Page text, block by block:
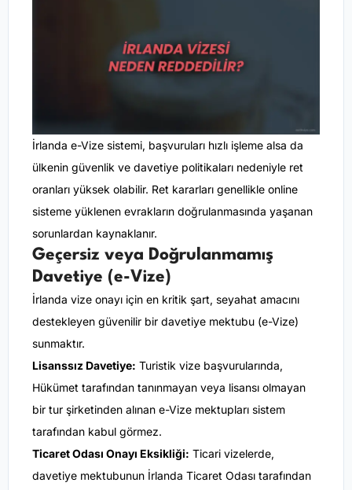
İrlanda e-Vize sistemi, başvuruları hızlı işleme alsa da
ülkenin güvenlik ve davetiye politikaları nedeniyle ret
oranları yüksek olabilir. Ret kararları genellikle online
sisteme yüklenen evrakların doğrulanmasında yaşanan
sorunlardan kaynaklanır.
Geçersiz veya Doğrulanmamış
Davetiye (e-Vize)
İrlanda vize onayı için en kritik şart, seyahat amacını
destekleyen güvenilir bir davetiye mektubu (e-Vize)
sunmaktır.
Lisanssız Davetiye: Turistik vize başvurularında,
Hükümet tarafından tanınmayan veya lisansı olmayan
bir tur şirketinden alınan e-Vize mektupları sistem
tarafından kabul görmez.
Ticaret Odası Onayı Eksikliği: Ticari vizelerde,
davetiye mektubunun İrlanda Ticaret Odası tarafından